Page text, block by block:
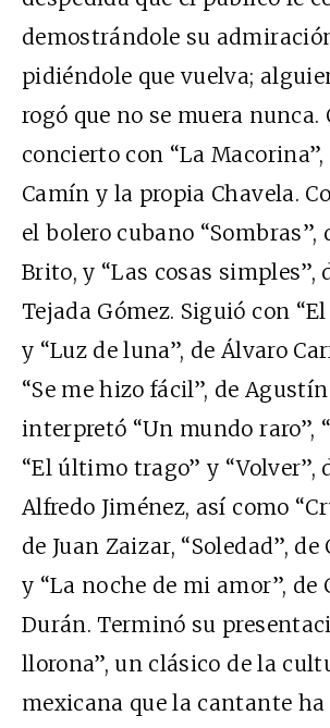
demostrándole su
pidiéndole que vuelva;
rogó que no se muera nunca.
concierto con “La
Camín y la propia Chavela.
el bolero cubano “Sombras”,
Brito, y “Las cosas simples”,
Tejada Gómez. Siguió con
y “Luz de luna”, de Álvaro
“Se me hizo fácil”, de
interpretó “Un mundo raro”,
“El último trago” y “Volver”,
Alfredo Jiménez, así como
de Juan Zaizar, “Soledad”, de
y “La noche de mi amor”, de
Durán. Terminó su
llorona”, un clásico de la
mexicana que la cantante